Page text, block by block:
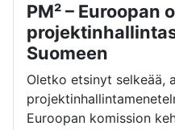
PM² – Euroopan
Suomeen
Oletko etsinyt selkeää,
Euroopan komission